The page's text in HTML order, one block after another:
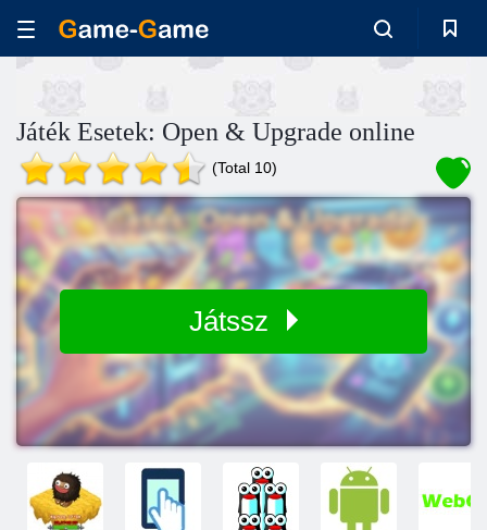
Játék Esetek: Open & Upgrade online
(Total 10)
Játssz